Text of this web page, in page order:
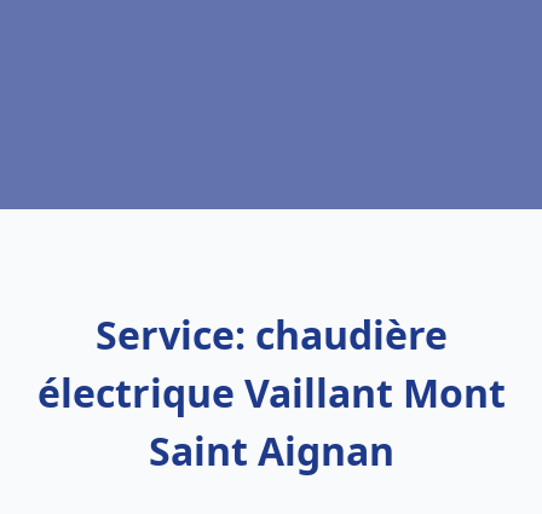
Service: chaudière
électrique Vaillant Mont
Saint Aignan